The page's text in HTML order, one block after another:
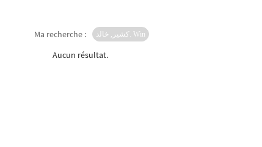
Ma recherche : كشير, خالد. Win
Aucun résultat.